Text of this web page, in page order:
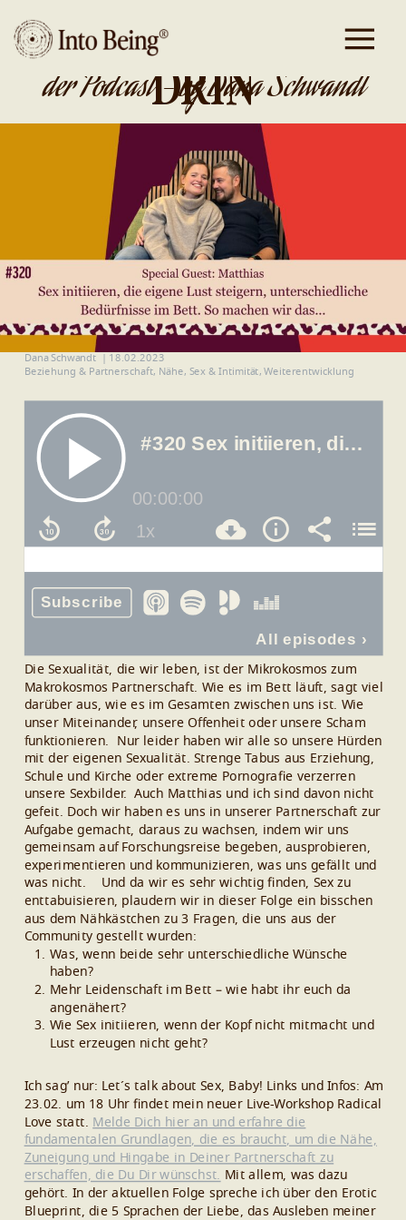
DA IST GOLD
DRIN
der Podcast - by Dana Schwandt
Dana Schwandt
18.02.2023
Beziehung & Partnerschaft, Nähe, Sex & Intimität,Weiterentwicklung
Die Sexualität, die wir leben, ist der Mikrokosmos zum
Makrokosmos Partnerschaft. Wie es im Bett läuft, sagt viel
darüber aus, wie es im Gesamten zwischen uns ist. Wie
unser Miteinander, unsere Offenheit oder unsere Scham
funktionieren.
Nur leider haben wir alle so unsere Hürden
mit der eigenen Sexualität. Strenge Tabus aus Erziehung,
Schule und Kirche oder extreme Pornografie verzerren
unsere Sexbilder.
Auch Matthias und ich sind davon nicht
gefeit. Doch wir haben es uns in unserer Partnerschaft zur
Aufgabe gemacht, daraus zu wachsen, indem wir uns
gemeinsam auf Forschungsreise begeben, ausprobieren,
experimentieren und kommunizieren, was uns gefällt und
was nicht.
Und da wir es sehr wichtig finden, Sex zu
enttabuisieren, plaudern wir in dieser Folge ein bisschen
aus dem Nähkästchen zu 3 Fragen, die uns aus der
Community gestellt wurden:
Was, wenn beide sehr unterschiedliche Wünsche
haben?
Mehr Leidenschaft im Bett – wie habt ihr euch da
angenähert?
Wie Sex initiieren, wenn der Kopf nicht mitmacht und
Lust erzeugen nicht geht?
Ich sag’ nur: Let´s talk about Sex, Baby! Links und Infos: Am
23.02. um 18 Uhr findet mein neuer Live-Workshop Radical
Love statt.
Melde Dich hier an und erfahre die
fundamentalen Grundlagen, die es braucht, um die Nähe,
Zuneigung und Hingabe in Deiner Partnerschaft zu
erschaffen, die Du Dir wünschst. Mit allem, was dazu
gehört.
In der aktuellen Folge spreche ich über den Erotic
Blueprint, die 5 Sprachen der Liebe, das Ausleben meiner